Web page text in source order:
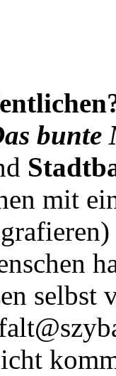
bunte
mit
selbst